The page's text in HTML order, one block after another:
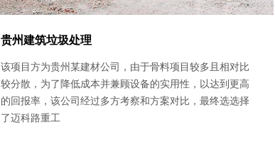
贵州建筑垃圾处理
该项目方为贵州某建材公司，由于骨料项目较多且相对比
较分散，为了降低成本并兼顾设备的实用性，以达到更高
的回报率，该公司经过多方考察和方案对比，最终选选择
了迈科路重工